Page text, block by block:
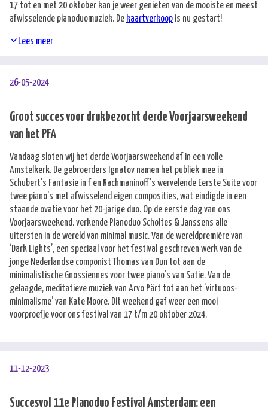
17 tot en met 20 oktober kan je weer genieten van de mooiste en meest
afwisselende pianoduomuziek. De kaartverkoop is nu gestart!
Lees meer
26-05-2024
Groot succes voor drukbezocht derde Voorjaarsweekend
van het PFA
Vandaag sloten wij het derde Voorjaarsweekend af in een volle
Amstelkerk. De gebroerders Ignatov namen het publiek mee in
Schubert's Fantasie in f en Rachmaninoff's wervelende Eerste Suite voor
twee piano's met afwisselend eigen composities, wat eindigde in een
staande ovatie voor het 20-jarige duo. Op de eerste dag van ons
Voorjaarsweekend. verkende Pianoduo Scholtes & Janssens alle
uitersten in de wereld van minimal music. Van de wereldpremière van
‘Dark Lights’, een speciaal voor het festival geschreven werk van de
jonge Nederlandse componist Thomas van Dun tot aan de
minimalistische Gnossiennes voor twee piano’s van Satie. Van de
gelaagde, meditatieve muziek van Arvo Pärt tot aan het ‘virtuoos-
minimalisme’ van Kate Moore. Dit weekend gaf weer een mooi
voorproefje voor ons festival van 17 t/m 20 oktober 2024.
11-12-2023
Succesvol 11e Pianoduo Festival Amsterdam: een